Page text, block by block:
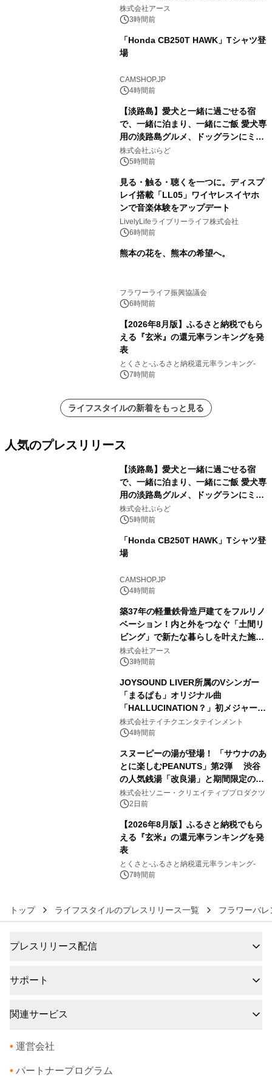
事例を株式会社アースが公開
株式会社アース
3時間前
「Honda CB250T HAWK」Tシャツ登
場
CAMSHOP.JP
4時間前
【淡路島】愛犬と一緒に過ごせる宿
で、一緒に泊まり、一緒にご飯 愛犬専
用の淡路島グルメ、ドッグランにミニ
プール グランピングとトレーラーハウ
スの2施設で
株式会社ぷらど
5時間前
見る・触る・聴くを一つに。ディスプ
レイ搭載「LL05」ワイヤレスイヤホ
ンで音楽体験をアップデート
LivelyLifeライブリーライフ株式会社
6時間前
熊本の花を、熊本の希望へ。
フラワーライフ振興協議会
6時間前
【2026年8月版】ふるさと納税でもら
える『玄米』の還元率ランキングを発
表
とくさと-ふるさと納税還元率ランキング-
7時間前
ライフスタイルの新着をもっと見る
人気のプレスリリース
【淡路島】愛犬と一緒に過ごせる宿
で、一緒に泊まり、一緒にご飯 愛犬専
用の淡路島グルメ、ドッグランにミニ
プール グランピングとトレーラーハウ
スの2施設で
株式会社ぷらど
5時間前
「Honda CB250T HAWK」Tシャツ登
場
CAMSHOP.JP
4時間前
築37年の軽量鉄骨造戸建てをフルリノ
ベーション！内と外をつなぐ「土間リ
ビング」で新たな暮らしを叶えた施工
事例を株式会社アースが公開
株式会社アース
3時間前
JOYSOUND LIVER所属のVシンガー
「まるぱも」オリジナル曲
「HALLUCINATION？」初メジャー配
信リリース決定！
株式会社テイチクエンタテインメント
4時間前
スヌーピーの湯が登場！ 「サウナのあ
とに楽しむPEANUTS」第2弾 渋谷
の人気銭湯「改良湯」と期間限定のコ
ラボレーション サウナイキタイコラ
ボグッズも発売決定！
株式会社ソニー・クリエイティブプロダクツ
2日前
【2026年8月版】ふるさと納税でもら
える『玄米』の還元率ランキングを発
表
とくさと-ふるさと納税還元率ランキング-
7時間前
トップ ライフスタイルのプレスリリース一覧 フラワーバ
プレスリリース配信
サポート
関連サービス
• 運営会社
• パートナープログラム